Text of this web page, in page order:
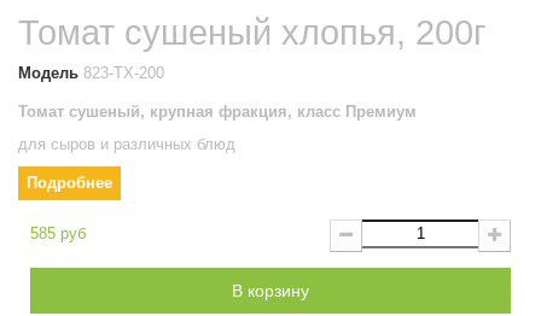
Томат сушеный хлопья, 200г
Модель 823-ТХ-200
Томат сушеный, крупная фракция, класс Премиум
для сыров и различных блюд
Подробнее
585 руб
В корзину